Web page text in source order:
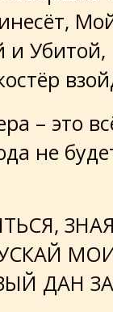
Убитой,
– это
не
ДАН